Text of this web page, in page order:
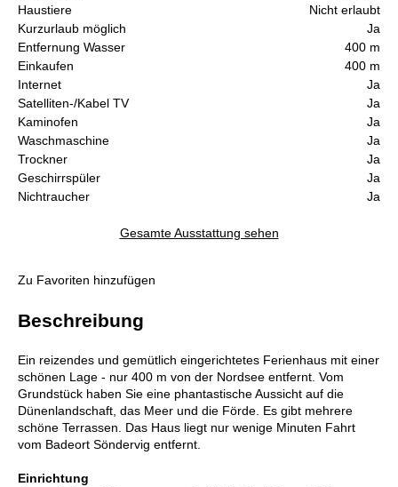
Haustiere
Nicht erlaubt
Kurzurlaub möglich
Ja
Entfernung Wasser
400 m
Einkaufen
400 m
Internet
Ja
Satelliten-/Kabel TV
Ja
Kaminofen
Ja
Waschmaschine
Ja
Trockner
Ja
Geschirrspüler
Ja
Nichtraucher
Ja
Gesamte Ausstattung sehen
Zu Favoriten hinzufügen
Beschreibung
Ein reizendes und gemütlich eingerichtetes Ferienhaus mit einer
schönen Lage - nur 400 m von der Nordsee entfernt. Vom
Grundstück haben Sie eine phantastische Aussicht auf die
Dünenlandschaft, das Meer und die Förde. Es gibt mehrere
schöne Terrassen. Das Haus liegt nur wenige Minuten Fahrt
vom Badeort Söndervig entfernt.
Einrichtung